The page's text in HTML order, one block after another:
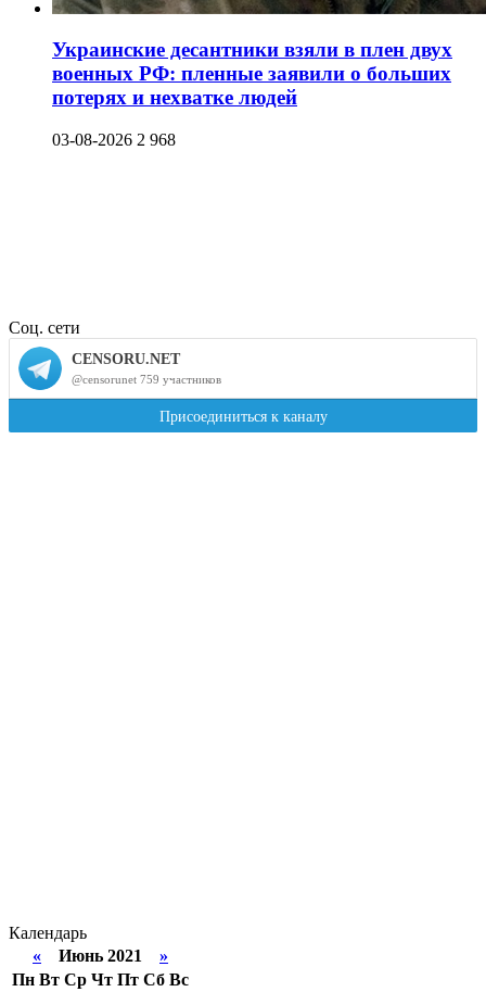
Украинские десантники взяли в плен двух
военных РФ: пленные заявили о больших
потерях и нехватке людей
03-08-2026 2 968
Соц. сети
Календарь
« Июнь 2021 »
Пн Вт Ср Чт Пт Сб Вс